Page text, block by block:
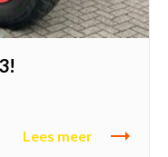
Lees meer